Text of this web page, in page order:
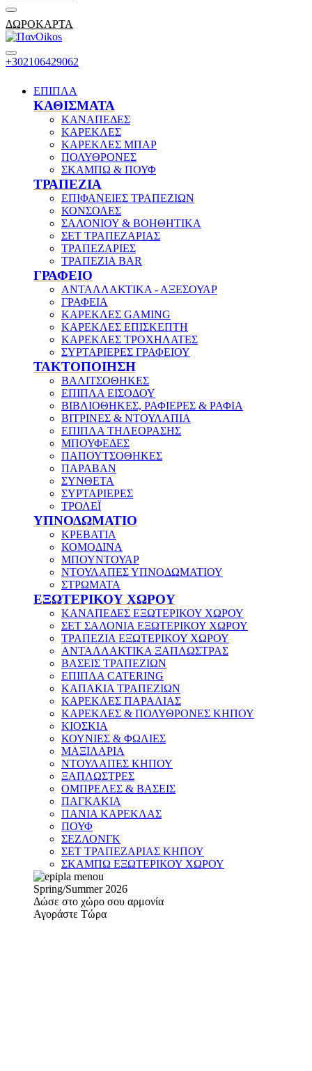
ΔΩΡΟΚΑΡΤΑ
+302106429062
ΕΠΙΠΛΑ
ΚΑΘΙΣΜΑΤΑ
ΚΑΝΑΠΕΔΕΣ
ΚΑΡΕΚΛΕΣ
ΚΑΡΕΚΛΕΣ ΜΠΑΡ
ΠΟΛΥΘΡΟΝΕΣ
ΣΚΑΜΠΩ & ΠΟΥΦ
ΤΡΑΠΕΖΙΑ
ΕΠΙΦΑΝΕΙΕΣ ΤΡΑΠΕΖΙΩΝ
ΚΟΝΣΟΛΕΣ
ΣΑΛΟΝΙΟΥ & ΒΟΗΘΗΤΙΚΑ
ΣΕΤ ΤΡΑΠΕΖΑΡΙΑΣ
ΤΡΑΠΕΖΑΡΙΕΣ
ΤΡΑΠΕΖΙΑ BAR
ΓΡΑΦΕΙΟ
ΑΝΤΑΛΛΑΚΤΙΚΑ - ΑΞΕΣΟΥΑΡ
ΓΡΑΦΕΙΑ
ΚΑΡΕΚΛΕΣ GAMING
ΚΑΡΕΚΛΕΣ ΕΠΙΣΚΕΠΤΗ
ΚΑΡΕΚΛΕΣ ΤΡΟΧΗΛΑΤΕΣ
ΣΥΡΤΑΡΙΕΡΕΣ ΓΡΑΦΕΙΟΥ
ΤΑΚΤΟΠΟΙΗΣΗ
ΒΑΛΙΤΣΟΘΗΚΕΣ
ΕΠΙΠΛΑ ΕΙΣΟΔΟΥ
ΒΙΒΛΙΟΘΗΚΕΣ, ΡΑΦΙΕΡΕΣ & ΡΑΦΙΑ
ΒΙΤΡΙΝΕΣ & ΝΤΟΥΛΑΠΙΑ
ΕΠΙΠΛΑ ΤΗΛΕΟΡΑΣΗΣ
ΜΠΟΥΦΕΔΕΣ
ΠΑΠΟΥΤΣΟΘΗΚΕΣ
ΠΑΡΑΒΑΝ
ΣΥΝΘΕΤΑ
ΣΥΡΤΑΡΙΕΡΕΣ
ΤΡΟΛΕΪ
ΥΠΝΟΔΩΜΑΤΙΟ
ΚΡΕΒΑΤΙΑ
ΚΟΜΟΔΙΝΑ
ΜΠΟΥΝΤΟΥΑΡ
ΝΤΟΥΛΑΠΕΣ ΥΠΝΟΔΩΜΑΤΙΟΥ
ΣΤΡΩΜΑΤΑ
ΕΞΩΤΕΡΙΚΟΥ ΧΩΡΟΥ
ΚΑΝΑΠΕΔΕΣ ΕΞΩΤΕΡΙΚΟΥ ΧΩΡΟΥ
ΣΕΤ ΣΑΛΟΝΙΑ ΕΞΩΤΕΡΙΚΟΥ ΧΩΡΟΥ
ΤΡΑΠΕΖΙΑ ΕΞΩΤΕΡΙΚΟΥ ΧΩΡΟΥ
ΑΝΤΑΛΛΑΚΤΙΚΑ ΞΑΠΛΩΣΤΡΑΣ
ΒΑΣΕΙΣ ΤΡΑΠΕΖΙΩΝ
ΕΠΙΠΛΑ CATERING
ΚΑΠΑΚΙΑ ΤΡΑΠΕΖΙΩΝ
ΚΑΡΕΚΛΕΣ ΠΑΡΑΛΙΑΣ
ΚΑΡΕΚΛΕΣ & ΠΟΛΥΘΡΟΝΕΣ ΚΗΠΟΥ
ΚΙΟΣΚΙΑ
ΚΟΥΝΙΕΣ & ΦΩΛΙΕΣ
ΜΑΞΙΛΑΡΙΑ
ΝΤΟΥΛΑΠΕΣ ΚΗΠΟΥ
ΞΑΠΛΩΣΤΡΕΣ
ΟΜΠΡΕΛΕΣ & ΒΑΣΕΙΣ
ΠΑΓΚΑΚΙΑ
ΠΑΝΙΑ ΚΑΡΕΚΛΑΣ
ΠΟΥΦ
ΣΕΖΛΟΝΓΚ
ΣΕΤ ΤΡΑΠΕΖΑΡΙΑΣ ΚΗΠΟΥ
ΣΚΑΜΠΩ ΕΞΩΤΕΡΙΚΟΥ ΧΩΡΟΥ
Spring/Summer 2026
Δώσε στο χώρο σου αρμονία
Αγοράστε Τώρα